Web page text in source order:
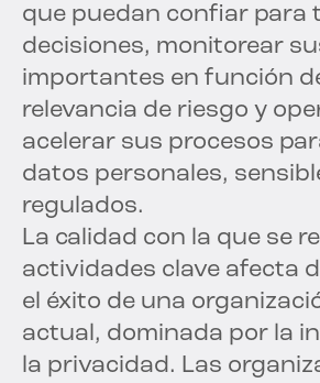
que puedan confiar para
decisiones, monitorear
importantes en función
relevancia de riesgo y
acelerar sus procesos
datos personales,
regulados.
La calidad con la que se
actividades clave afecta
el éxito de una
actual, dominada por la
la privacidad. Las